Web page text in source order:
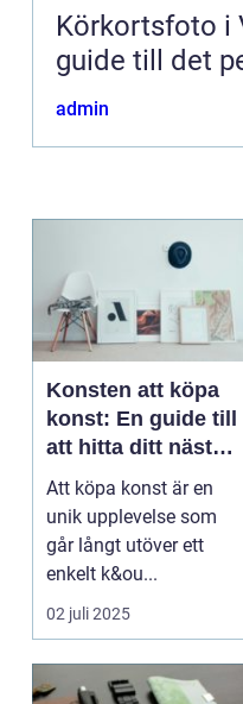
Körkortsfoto i
guide till det
admin
Konsten att köpa
konst: En guide till
att hitta ditt nästa
mästerverk
Att köpa konst är en
unik upplevelse som
går långt utöver ett
enkelt k&ou...
02 juli 2025